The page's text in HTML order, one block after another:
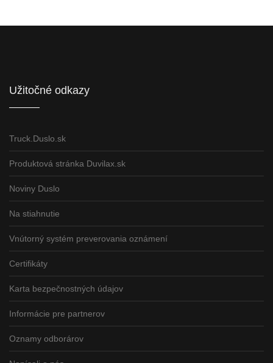
Užitočné odkazy
Truck.Duslo.sk
Produktová stránka Duvilax.sk
Noviny Duslo
Na stiahnutie
Vnútorný systém preverovania oznámení
Certifikáty
Karta bezpečnostných údajov
Informácie pre partnerov
Oznamy odborárov